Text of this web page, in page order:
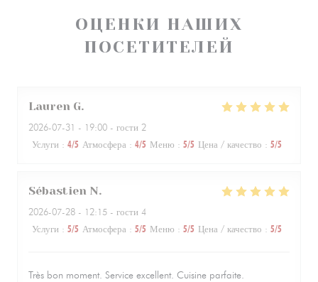
ОЦЕНКИ НАШИХ
ПОСЕТИТЕЛЕЙ
Lauren G
2026-07-31 - 19:00 - гости 2
Услуги : 4/5 Атмосфера : 4/5 Меню : 5/5 Цена / качество : 5/5
Sébastien N
2026-07-28 - 12:15 - гости 4
Услуги : 5/5 Атмосфера : 5/5 Меню : 5/5 Цена / качество : 5/5
Très bon moment. Service excellent. Cuisine parfaite.